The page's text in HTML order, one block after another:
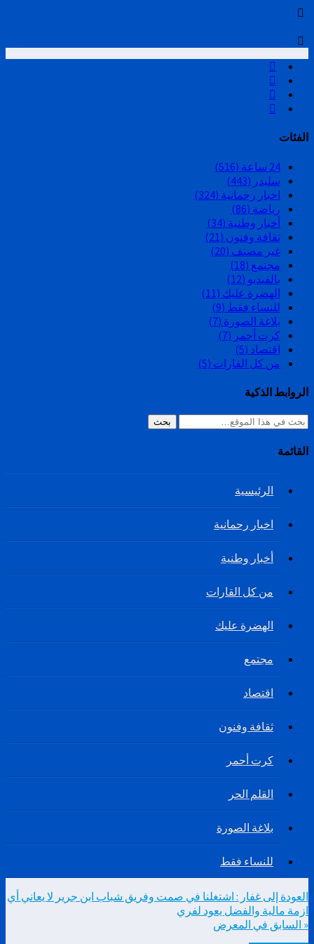
الفئات
24 ساعة
(516)
سليدر (443)
اخبار رحمانية (324)
رياضة (86)
أخبار وطنية (34)
ثقافة وفنون (21)
غير مصنف (20)
مجتمع (18)
بالفيديو (12)
الهضرة عليك (11)
للنساء فقط (9)
بلاغة الصورة (7)
كرت أحمر (7)
اقتصاد (5)
من كل القارات (5)
الروابط الذكية
بحث
القائمة
الرئيسية
اخبار رحمانية
أخبار وطنية
من كل القارات
الهضرة عليك
مجتمع
اقتصاد
ثقافة وفنون
كرت أحمر
القلم الحر
بلاغة الصورة
للنساء فقط
العودة إلى غفار : اشتغلنا في صمت وفريق شباب ابن جرير لا يعاني أي
ازمة مالية والفضل يعود لفري
« السابق في المعرض